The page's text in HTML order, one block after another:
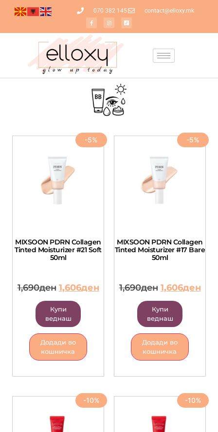
070 382 145 contact@elloxy.mk
-5%
MIXSOON PDRN Collagen
Tinted Moisturizer #21 Soft
50ml
1,690ден 1,606ден
Купи
веднаш
Додади во
кошничка
-5%
MIXSOON PDRN Collagen
Tinted Moisturizer #17 Bare
50ml
1,690ден 1,606ден
Купи
веднаш
Додади во
кошничка
-10% -10%